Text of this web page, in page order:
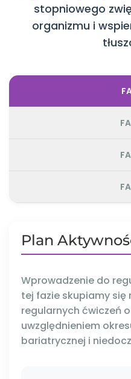
stopniowego
organizmu i
Plan
Wprowadzenie do
tej fazie skupiamy się
regularnych ćwiczeń
uwzględnieniem
bariatrycznej i